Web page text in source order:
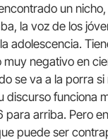
un
la voz de los
adolescencia.
negativo en
se va a la porra
discurso funciona
para arriba. Pero
puede ser